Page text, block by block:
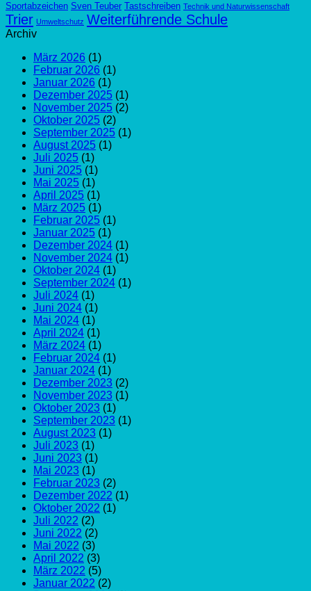
Sportabzeichen Sven Teuber Tastschreiben Technik und Naturwissenschaft
Trier Umweltschutz Weiterführende Schule
Archiv
März 2026 (1)
Februar 2026 (1)
Januar 2026 (1)
Dezember 2025 (1)
November 2025 (2)
Oktober 2025 (2)
September 2025 (1)
August 2025 (1)
Juli 2025 (1)
Juni 2025 (1)
Mai 2025 (1)
April 2025 (1)
März 2025 (1)
Februar 2025 (1)
Januar 2025 (1)
Dezember 2024 (1)
November 2024 (1)
Oktober 2024 (1)
September 2024 (1)
Juli 2024 (1)
Juni 2024 (1)
Mai 2024 (1)
April 2024 (1)
März 2024 (1)
Februar 2024 (1)
Januar 2024 (1)
Dezember 2023 (2)
November 2023 (1)
Oktober 2023 (1)
September 2023 (1)
August 2023 (1)
Juli 2023 (1)
Juni 2023 (1)
Mai 2023 (1)
Februar 2023 (2)
Dezember 2022 (1)
Oktober 2022 (1)
Juli 2022 (2)
Juni 2022 (2)
Mai 2022 (3)
April 2022 (3)
März 2022 (5)
Januar 2022 (2)